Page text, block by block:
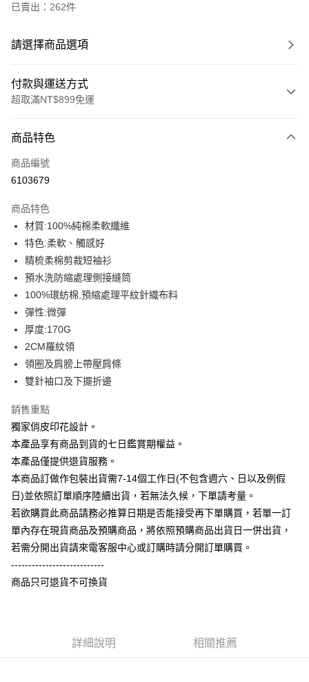
已賣出：262件
請選擇商品選項
付款與運送方式
超取滿NT$899免運
信用卡一次付款
信用卡分期付款
合作金庫商業銀行
華南商業銀行
上海商業儲蓄銀行
國泰世華商業銀行
臺灣中小企業銀行
匯豐（台灣）商業銀行
華泰商業銀行
聯邦商業銀行
遠東國際商業銀行
元大商業銀行
玉山商業銀行
台新國際商業銀行
台灣樂天信用卡公司
6 期 0 利率 每期
華南商業銀行
上海商業儲蓄銀行
國泰世華商業銀行
臺灣中小企業銀行
台中商業銀行
匯豐（台灣）商業銀行
聯邦商業銀行
元大商業銀行
玉山商業銀行
台新國際商業銀行
台灣樂天信用卡公司
12 期 0 利率 每期NT$23
合作金庫商業銀行
上海商業儲蓄銀行
國泰世華商業銀行
兆豐國際商業銀行
臺灣中小企業銀行
匯豐（台灣）商業銀行
聯邦商業銀行
元大商業銀行
玉山商業銀行
台新國際商業銀行
超商取貨付款
LINE Pay
Apple Pay
街口支付
悠遊付
Google Pay
全盈+PAY
大哥付你分期
相關說明
1.本服務由台灣大哥大提供，台灣大哥大用戶可立即使用無須另外申請。
2.付款方式選擇「大哥付你分期」，訂單成立後會自動跳轉到大哥付的交易
流程，驗證手機門號後，選擇欲分期的期數、繳款截止日，確認付款後即完
成交易。
3.實際核准額度、可分期數及費用金額請依後續交易確認頁面所載為準。
4.訂單成立30分鐘內，如未前往確認交易或遇審核未通過，訂單將自動取
【繳款方式說明】
AFTEE先享後付
相關說明
【關於「AFTEE先享後付」】
AFTEE先享後付是「在收到商品之後才付款」的支付方式。 讓您購物簡單
１．簡單：不需註冊會員、不需綁卡、不需儲值。
２．便利：只要手機號碼，簡訊認證，即可結帳。
３．安心：先確認商品／服務後，再付款。
２．訂單成立數日內，您將收到繳費通知簡訊。
３．收到繳費通知簡訊後14天內，點擊此簡訊中的連結，可透過四大超商／
ATM付款
全家付款取貨
每筆NT$60，滿NT$899(含以上)免運費
商品特色
商品編號
6103679
商品特色
材質:100%純棉柔軟纖維
特色:柔軟、觸感好
精梳柔棉剪裁短袖衫
預水洗防縮處理側接縫筒
100%環紡棉,預縮處理平紋針織布料
彈性:微彈
厚度:170G
2CM羅紋領
領圈及肩膀上帶壓肩條
雙針袖口及下擺折邊
銷售重點
獨家俏皮印花設計。
本產品享有商品到貨的七日鑑賞期權益。
本產品僅提供退貨服務。
本商品訂做作包裝出貨需7-14個工作日(不包含週六、日以及例假
日)並依照訂單順序陸續出貨，若無法久候，下單請考量。
若欲購買此商品請務必推算日期是否能接受再下單購買，若單一訂
單內存在現貨商品及預購商品，將依照預購商品出貨日一併出貨，
若需分開出貨請來電客服中心或訂購時請分開訂單購買。
---------------------------
商品只可退貨不可換貨
詳細說明 相關推薦